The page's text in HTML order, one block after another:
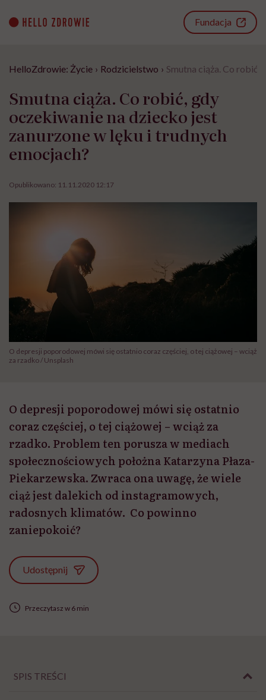
content
Fundacja
HelloZdrowie: Życie › Rodzicielstwo › Smutna ciąża. Co robić,
Smutna ciąża. Co robić, gdy
oczekiwanie na dziecko jest
zanurzone w lęku i trudnych
emocjach?
Opublikowano: 11.11.2020 12:17
O depresji poporodowej mówi się ostatnio coraz częściej, o tej ciążowej – wciąż
za rzadko / Unsplash
O depresji poporodowej mówi się ostatnio
coraz częściej, o tej ciążowej – wciąż za
rzadko. Problem ten porusza w mediach
społecznościowych położna Katarzyna Płaza-
Piekarzewska. Zwraca ona uwagę, że wiele
ciąż jest dalekich od instagramowych,
radosnych klimatów. Co powinno
zaniepokoić?
Udostępnij
Przeczytasz w 6 min
SPIS TREŚCI